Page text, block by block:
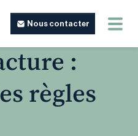
Nous contacter
:
règles